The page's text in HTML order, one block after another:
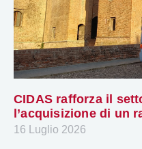
CIDAS rafforza il
l’acquisizione di un
16 Luglio 2026